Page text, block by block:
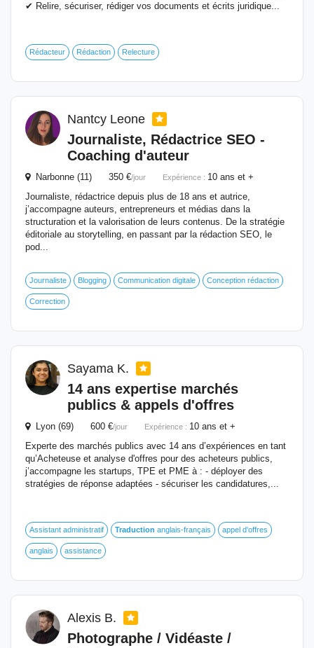
✔ Relire, sécuriser, rédiger vos documents et écrits juridique...
Rédacteur Rédaction Relecture
Nantcy Leone
Journaliste, Rédactrice SEO -
Coaching d'auteur
Narbonne (11) 350 €/jour Expérience : 10 ans et +
Journaliste, rédactrice depuis plus de 18 ans et autrice,
j’accompagne auteurs, entrepreneurs et médias dans la
structuration et la valorisation de leurs contenus. De la stratégie
éditoriale au storytelling, en passant par la rédaction SEO, le
pod...
Journaliste Blogging Communication digitale Conception rédaction
Correction
Sayama K.
14 ans expertise marchés
publics & appels d'offres
Lyon (69) 600 €/jour Expérience : 10 ans et +
Experte des marchés publics avec 14 ans d’expériences en tant
qu’Acheteuse et analyse d'offres pour des acheteurs publics,
j’accompagne les startups, TPE et PME à : - déployer des
stratégies de réponse adaptées - sécuriser les candidatures,...
Assistant administratif Traduction anglais-français appel d'offres
anglais assistance
Alexis B.
Photographe / Vidéaste /